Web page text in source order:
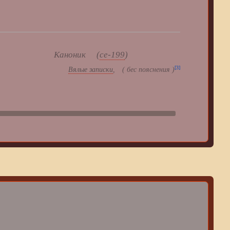
Каноник (се-199)
Вялые записки, ( бес пояснения )[3]